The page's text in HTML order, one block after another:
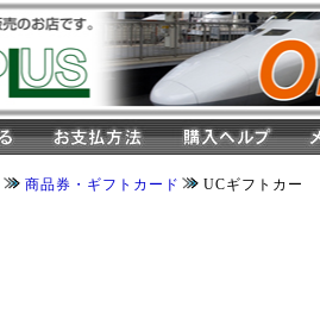
商品券・ギフトカード
UCギフトカー